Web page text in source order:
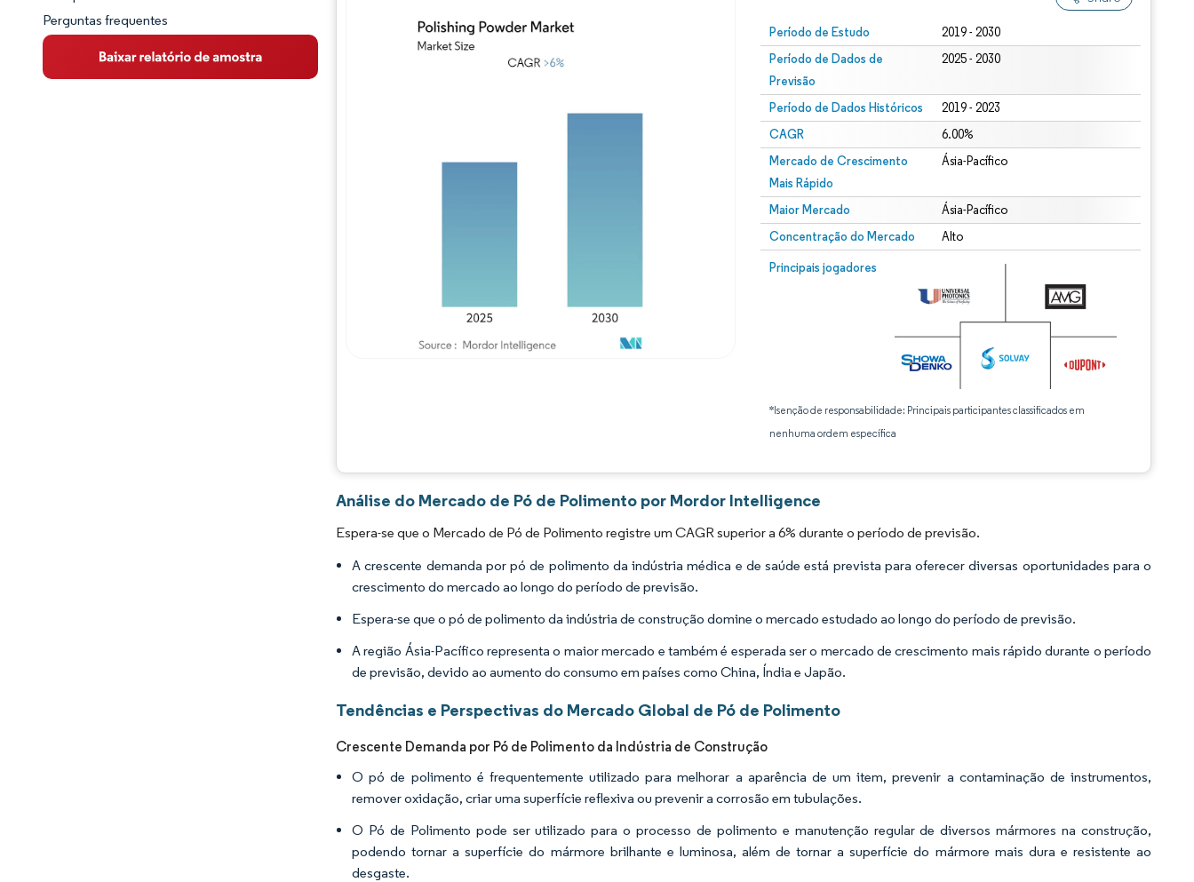
Visão Geral do Mercado
Principais Tendências de Mercado
Perguntas frequentes
Período de Estudo 2019 - 2030
Período de Dados de
Previsão
2025 - 2030
Período de Dados Históricos 2019 - 2023
CAGR 6.00%
Mercado de Crescimento
Mais Rápido
Ásia-Pacífico
Maior Mercado Ásia-Pacífico
Concentração do Mercado Alto
Principais jogadores
*Isenção de responsabilidade: Principais participantes classificados em
nenhuma ordem específica
Análise do Mercado de Pó de Polimento por Mordor Intelligence
Espera-se que o Mercado de Pó de Polimento registre um CAGR superior a 6% durante o período de previsão.
A crescente demanda por pó de polimento da indústria médica e de saúde está prevista para oferecer diversas oportunidades para o
crescimento do mercado ao longo do período de previsão.
Espera-se que o pó de polimento da indústria de construção domine o mercado estudado ao longo do período de previsão.
A região Ásia-Pacífico representa o maior mercado e também é esperada ser o mercado de crescimento mais rápido durante o período
de previsão, devido ao aumento do consumo em países como China, Índia e Japão.
Tendências e Perspectivas do Mercado Global de Pó de Polimento
Crescente Demanda por Pó de Polimento da Indústria de Construção
O pó de polimento é frequentemente utilizado para melhorar a aparência de um item, prevenir a contaminação de instrumentos,
remover oxidação, criar uma superfície reflexiva ou prevenir a corrosão em tubulações.
O Pó de Polimento pode ser utilizado para o processo de polimento e manutenção regular de diversos mármores na construção,
podendo tornar a superfície do mármore brilhante e luminosa, além de tornar a superfície do mármore mais dura e resistente ao
desgaste.